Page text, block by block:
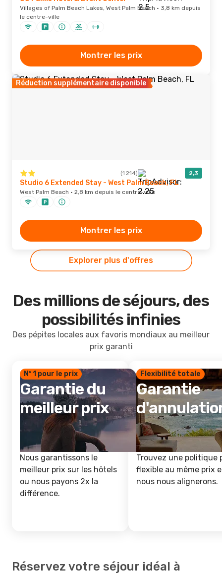
Villages of Palm Beach Lakes, West Palm Beach · 3,8 km depuis
le centre-ville
Montrer les prix
Réduction supplémentaire disponible
(1 214) 2,3
Studio 6 Extended Stay - West Palm Beach, FL
West Palm Beach · 2,8 km depuis le centre-ville
Montrer les prix
Explorer plus d'offres
Des millions de séjours, des
possibilités infinies
Des pépites locales aux favoris mondiaux au meilleur
prix garanti
Nº 1 pour le prix
Garantie du
meilleur prix
Nous garantissons le
meilleur prix sur les hôtels
ou nous payons 2x la
différence.
Flexibilité totale
Garantie
Trouvez une politique
flexible au même prix
nous nous alignerons.
Réservez votre séjour idéal à